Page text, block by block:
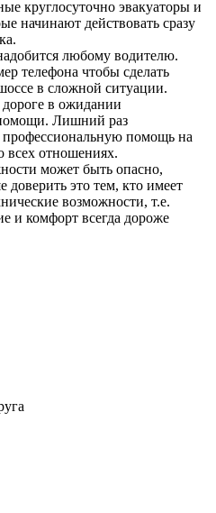
круглосуточно эвакуаторы и
начинают действовать сразу
любому водителю.
телефона чтобы сделать
в сложной ситуации.
в ожидании
Лишний раз
профессиональную помощь на
всех отношениях.
может быть опасно,
это тем, кто имеет
возможности, т.е.
и комфорт всегда дороже